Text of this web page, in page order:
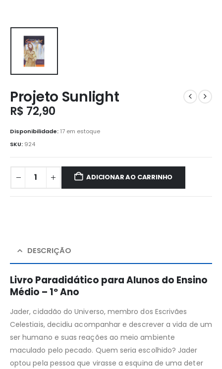
Projeto Sunlight
R$ 72,90
Disponibilidade: 17 em estoque
SKU: 924
ADICIONAR AO CARRINHO
DESCRIÇÃO
Livro Paradidático para Alunos do Ensino
Médio – 1º Ano
Jader, cidadão do Universo, membro dos Escrivães
Celestiais, decidiu acompanhar e descrever a vida de um
ser humano e suas reações ao meio ambiente
maculado pelo pecado. Quem seria escolhido? Jader
optou pela pessoa que virasse a esquina de uma deter